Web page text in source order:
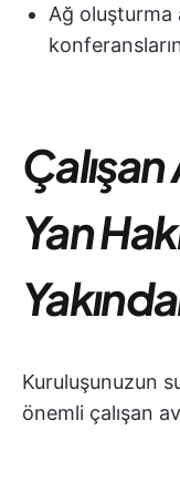
Ağ oluşturma
Yan
Kuruluşunuzun
önemli çalışan